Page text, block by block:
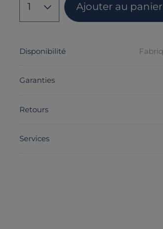
1 Ajouter au panier
Disponibilité
Garanties
Retours
Services